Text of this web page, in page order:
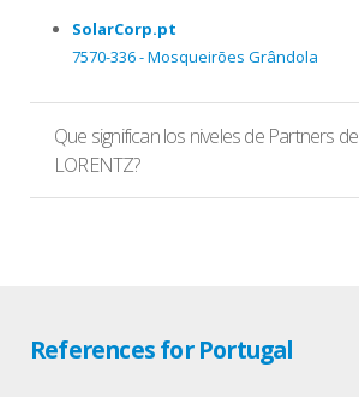
SolarCorp.pt
7570-336 - Mosqueirões Grândola
Que significan los niveles de Partners de
LORENTZ?
References for Portugal